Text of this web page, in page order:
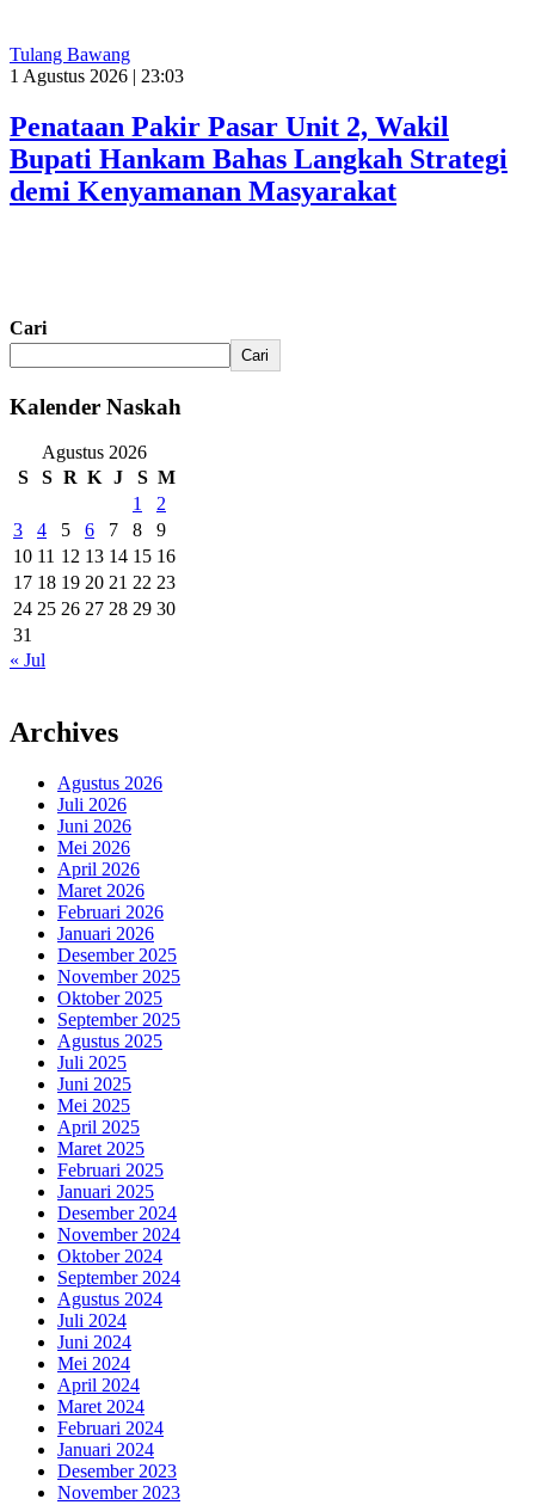
Tulang Bawang
1 Agustus 2026 | 23:03
Penataan Pakir Pasar Unit 2, Wakil
Bupati Hankam Bahas Langkah Strategi
demi Kenyamanan Masyarakat
Cari
Cari
Kalender Naskah
Agustus 2026
S
S R K J S M
1
2
3
4 5 6 7 8
9
10 11 12 13 14 15 16
17 18 19 20 21 22 23
24 25 26 27 28 29 30
31
« Jul
Archives
Agustus 2026
Juli 2026
Juni 2026
Mei 2026
April 2026
Maret 2026
Februari 2026
Januari 2026
Desember 2025
November 2025
Oktober 2025
September 2025
Agustus 2025
Juli 2025
Juni 2025
Mei 2025
April 2025
Maret 2025
Februari 2025
Januari 2025
Desember 2024
November 2024
Oktober 2024
September 2024
Agustus 2024
Juli 2024
Juni 2024
Mei 2024
April 2024
Maret 2024
Februari 2024
Januari 2024
Desember 2023
November 2023